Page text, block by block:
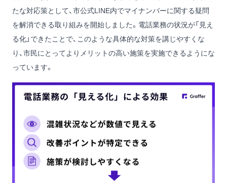
たな対応策として、市公式LINE内でマイナンバーに関する疑問
を解消できる取り組みを開始しました。電話業務の状況が「見え
る化」できたことで、このような具体的な対策を講じやすくな
り、市民にとってよりメリットの高い施策を実施できるようにな
っています。